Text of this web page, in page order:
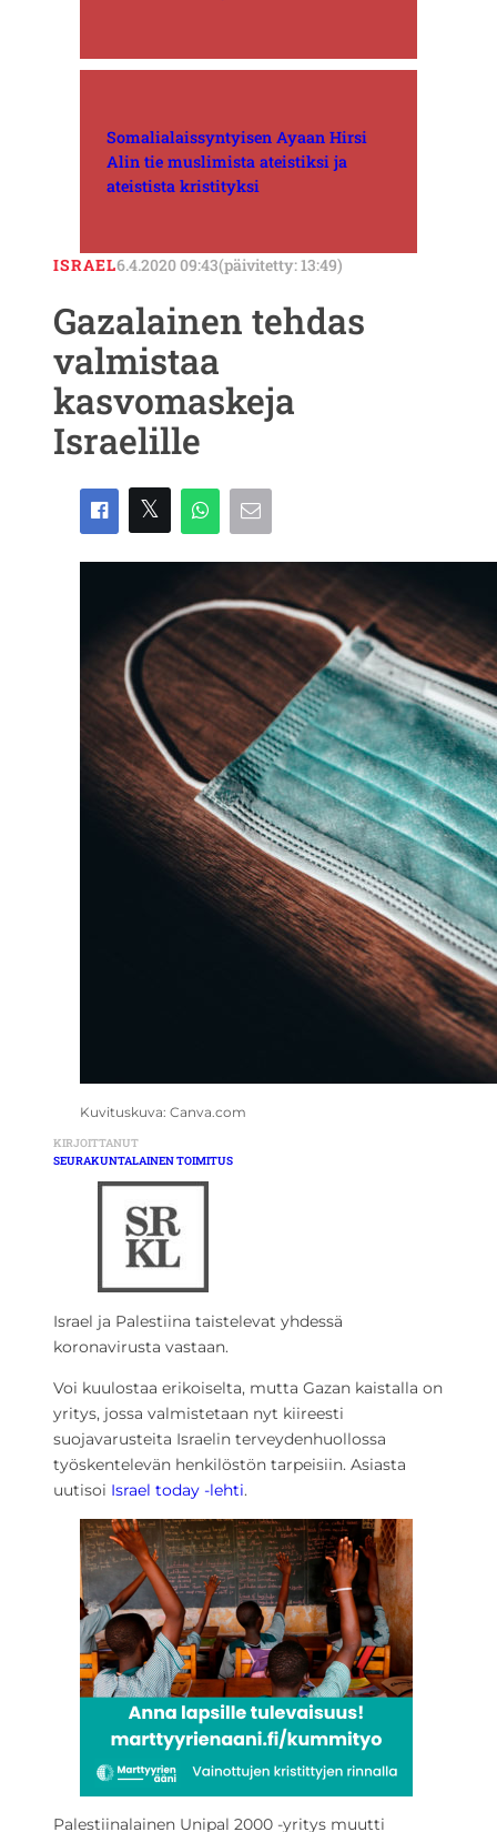
Somalialaissyntyisen Ayaan Hirsi
Alin tie muslimista ateistiksi ja
ateistista kristityksi
ISRAEL6.4.2020 09:43(päivitetty: 13:49)
Gazalainen tehdas
valmistaa
kasvomaskeja
Israelille
Kuvituskuva: Canva.com
KIRJOITTANUT
SEURAKUNTALAINEN TOIMITUS
Israel ja Palestiina taistelevat yhdessä
koronavirusta vastaan.
Voi kuulostaa erikoiselta, mutta Gazan kaistalla on
yritys, jossa valmistetaan nyt kiireesti
suojavarusteita Israelin terveydenhuollossa
työskentelevän henkilöstön tarpeisiin. Asiasta
uutisoi Israel today -lehti.
Palestiinalainen Unipal 2000 -yritys muutti